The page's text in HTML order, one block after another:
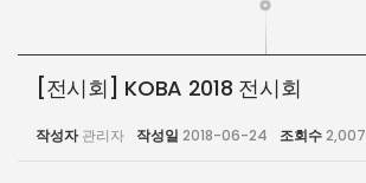
[전시회] KOBA 2018 전시회
작성자 관리자 작성일 2018-06-24 조회수2,007